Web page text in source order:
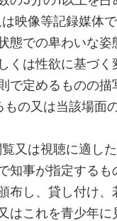
映像等記録媒体
態での卑わいな姿
くは性欲に基づく
で定めるものの描
の又は当該場面
又は視聴に適し
知事が指定するも
布し、貸し付け、
はこれを青少年に